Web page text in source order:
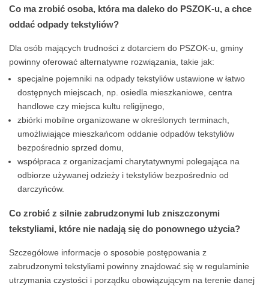
Co ma zrobić osoba, która ma daleko do PSZOK-u, a chce
oddać odpady tekstyliów?
Dla osób mających trudności z dotarciem do PSZOK-u, gminy
powinny oferować alternatywne rozwiązania, takie jak:
specjalne pojemniki na odpady tekstyliów ustawione w łatwo
dostępnych miejscach, np. osiedla mieszkaniowe, centra
handlowe czy miejsca kultu religijnego,
zbiórki mobilne organizowane w określonych terminach,
umożliwiające mieszkańcom oddanie odpadów tekstyliów
bezpośrednio sprzed domu,
współpraca z organizacjami charytatywnymi polegająca na
odbiorze używanej odzieży i tekstyliów bezpośrednio od
darczyńców.
Co zrobić z silnie zabrudzonymi lub zniszczonymi
tekstyliami, które nie nadają się do ponownego użycia?
Szczegółowe informacje o sposobie postępowania z
zabrudzonymi tekstyliami powinny znajdować się w regulaminie
utrzymania czystości i porządku obowiązującym na terenie danej